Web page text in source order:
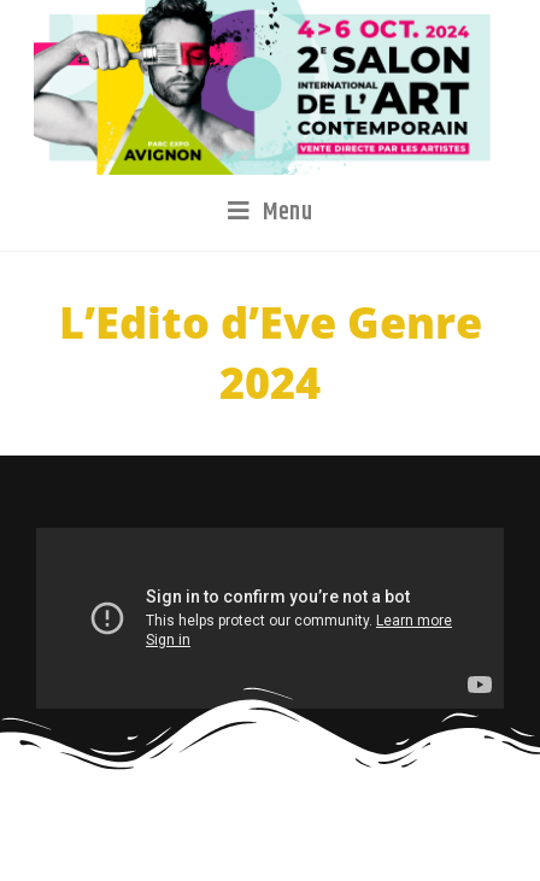
Menu
L’Edito d’Eve Genre
2024